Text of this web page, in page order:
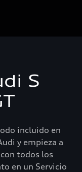
S
incluido en
y empieza a
todos los
en un Servicio